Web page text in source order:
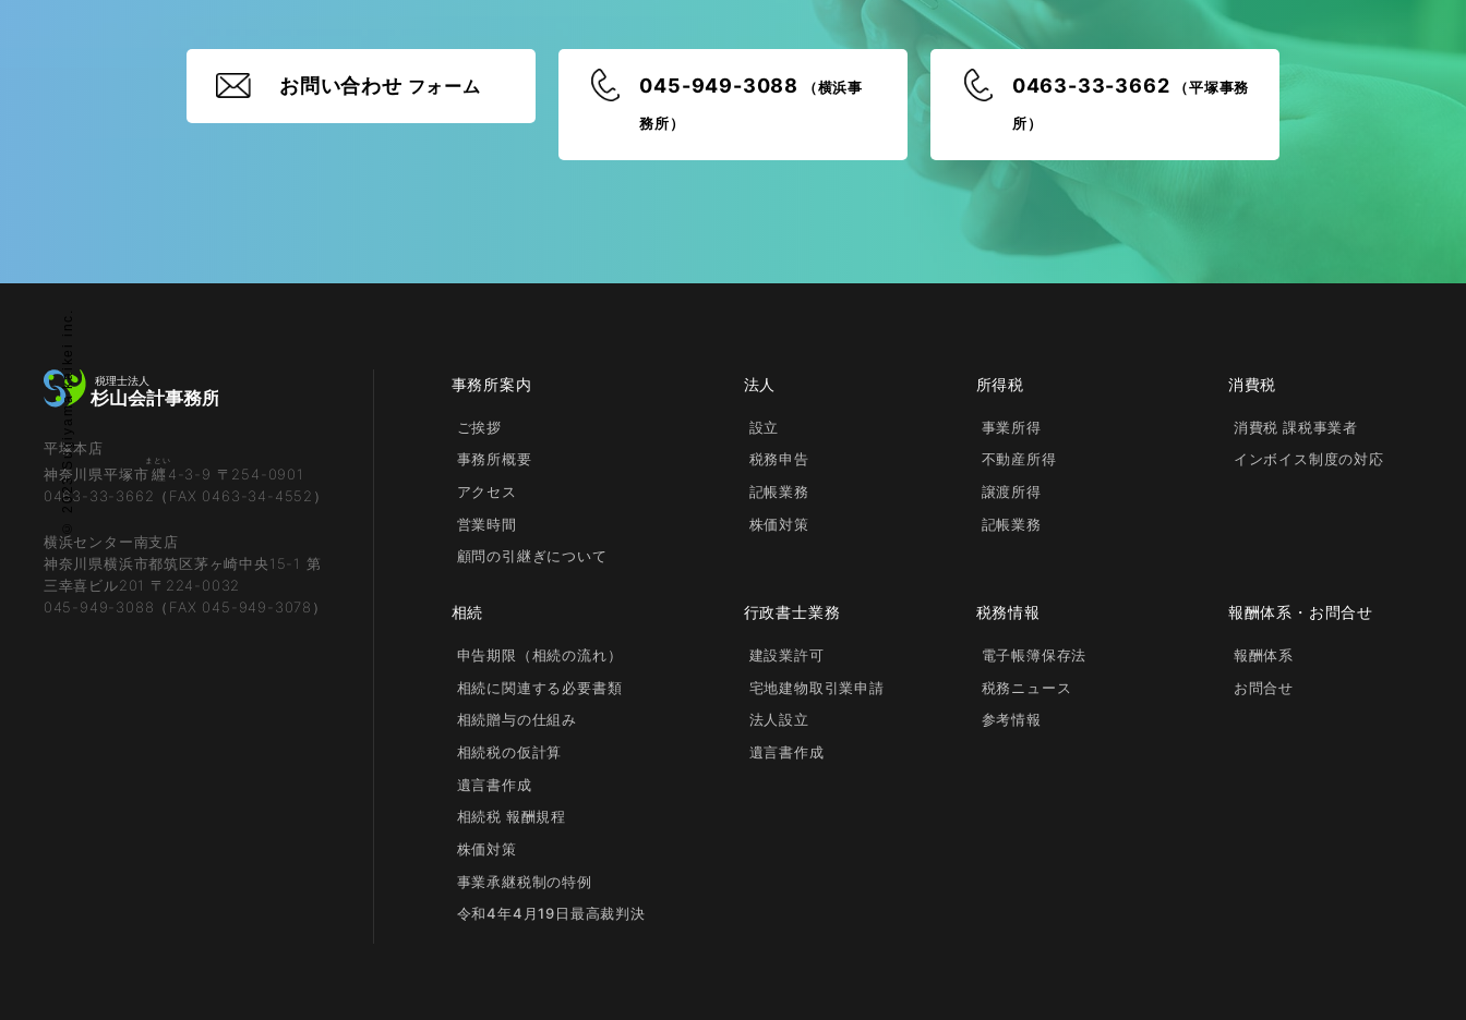
お問い合わせ フォーム 045-949-3088 （横浜事
務所）
0463-33-3662 （平塚事務
所）
© 2023 Sugiyama kaikei inc.
平塚本店
神奈川県平塚市纒
まとい
4-3-9 〒254-0901
0463-33-3662（FAX 0463-34-4552）
横浜センター南支店
神奈川県横浜市都筑区茅ヶ崎中央15-1 第
三幸喜ビル201 〒224-0032
045-949-3088（FAX 045-949-3078）
事務所案内
ご挨拶
事務所概要
アクセス
営業時間
顧問の引継ぎについて
法人
設立
税務申告
記帳業務
株価対策
所得税
事業所得
不動産所得
譲渡所得
記帳業務
消費税
消費税 課税事業者
インボイス制度の対応
相続
申告期限（相続の流れ）
相続に関連する必要書類
相続贈与の仕組み
相続税の仮計算
遺言書作成
相続税 報酬規程
株価対策
事業承継税制の特例
令和4年4月19日最高裁判決
行政書士業務
建設業許可
宅地建物取引業申請
法人設立
遺言書作成
税務情報
電子帳簿保存法
税務ニュース
参考情報
報酬体系・お問合せ
報酬体系
お問合せ